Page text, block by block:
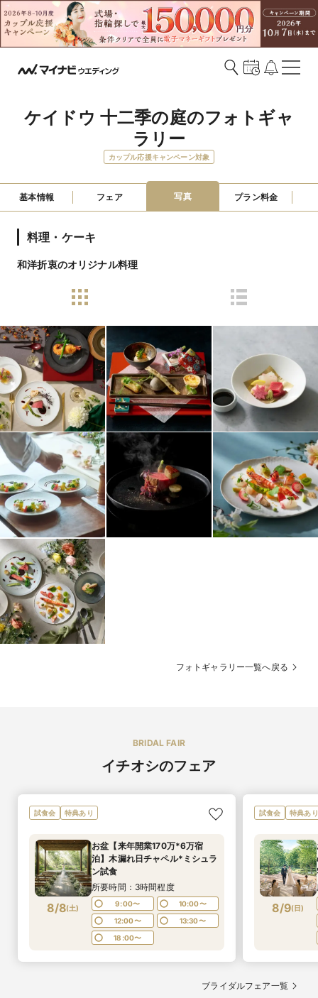
ケイドウ 十二季の庭のフォトギャ
ラリー
カップル応援キャンペーン対象
基本情報 フェア 写真 プラン料金
料理・ケーキ
和洋折衷のオリジナル料理
フォトギャラリー一覧へ戻る
BRIDAL FAIR
イチオシのフェア
試食会 特典あり
8/8(土)
お盆【来年開業170万*6万宿
泊】木漏れ日チャペル*ミシュラ
ン試食
所要時間：3時間程度
9:00〜
10:00〜
12:00〜
13:30〜
18:00〜
試食会 特典あり
8/9(日)
ブライダルフェア一覧